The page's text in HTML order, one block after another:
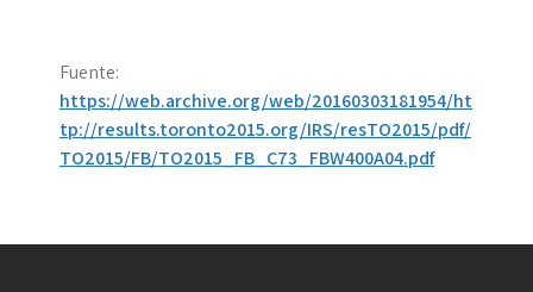
Fuente:
https://web.archive.org/web/20160303181954/ht
tp://results.toronto2015.org/IRS/resTO2015/pdf/
TO2015/FB/TO2015_FB_C73_FBW400A04.pdf